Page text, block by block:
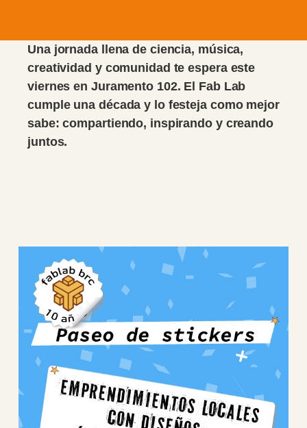
Una jornada llena de ciencia, música,
creatividad y comunidad te espera este
viernes en Juramento 102. El Fab Lab
cumple una década y lo festeja como mejor
sabe: compartiendo, inspirando y creando
juntos.